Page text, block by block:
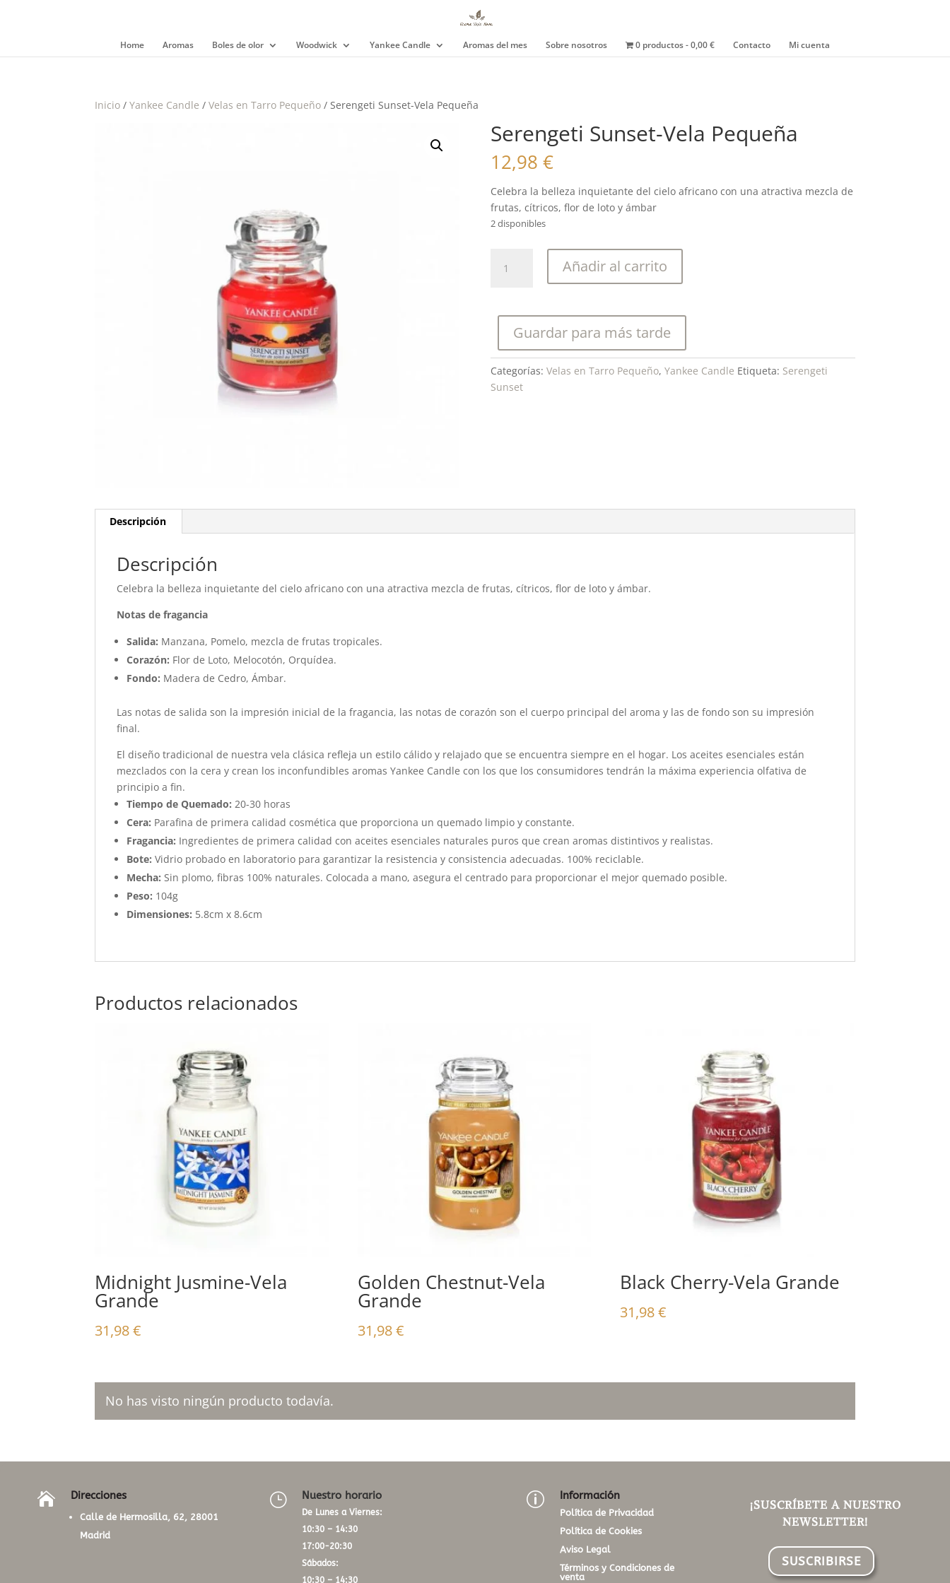
Home Aromas Boles de olor Woodwick Yankee Candle Aromas del mes Sobre nosotros 0 productos 0,00 € Contacto Mi cuenta
Inicio /Yankee Candle /Velas en Tarro Pequeño / Serengeti Sunset-Vela Pequeña
Serengeti Sunset-Vela Pequeña
12,98 €
Celebra la belleza inquietante del cielo africano con una atractiva mezcla de
frutas, cítricos, flor de loto y ámbar
2 disponibles
Sunset-
cantidad
Añadir al carrito
Guardar para más tarde
Categorías: Velas en Tarro Pequeño, Yankee Candle Etiqueta: Serengeti
Sunset
Descripción
Descripción
Celebra la belleza inquietante del cielo africano con una atractiva mezcla de frutas, cítricos, flor de loto y ámbar.
Notas de fragancia
Salida: Manzana, Pomelo, mezcla de frutas tropicales.
Corazón: Flor de Loto, Melocotón, Orquídea.
Fondo: Madera de Cedro, Ámbar.
Las notas de salida son la impresión inicial de la fragancia, las notas de corazón son el cuerpo principal del aroma y las de fondo son su impresión
final.
El diseño tradicional de nuestra vela clásica refleja un estilo cálido y relajado que se encuentra siempre en el hogar. Los aceites esenciales están
mezclados con la cera y crean los inconfundibles aromas Yankee Candle con los que los consumidores tendrán la máxima experiencia olfativa de
principio a fin.
Tiempo de Quemado: 20-30 horas
Cera: Parafina de primera calidad cosmética que proporciona un quemado limpio y constante.
Fragancia: Ingredientes de primera calidad con aceites esenciales naturales puros que crean aromas distintivos y realistas.
Bote: Vidrio probado en laboratorio para garantizar la resistencia y consistencia adecuadas. 100% reciclable.
Mecha:Sin plomo, fibras 100% naturales. Colocada a mano, asegura el centrado para proporcionar el mejor quemado posible.
Peso: 104g
Dimensiones: 5.8cm x 8.6cm
Productos relacionados
Midnight Jusmine-Vela
Grande
31,98€
Golden Chestnut-Vela
Grande
31,98€
Black Cherry-Vela Grande
31,98€
No has visto ningún producto todavía.
 Direcciones
Calle de Hermosilla, 62, 28001
Madrid
} Nuestro horario
De Lunes a Viernes:
10:30 – 14:30
17:00-20:30
Sábados:
10:30 – 14:30
p Información
Política de Privacidad
Política de Cookies
Aviso Legal
Términos y Condiciones de
venta
¡SUSCRÍBETE A NUESTRO
NEWSLETTER!
SUSCRIBIRSE